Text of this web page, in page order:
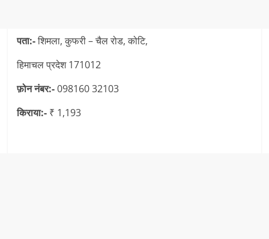
पता:-शिमला, कुफरी – चैल रोड, कोटि,
हिमाचल प्रदेश 171012
फ़ोन नंबर:-098160 32103
किराया:- ₹ 1,193